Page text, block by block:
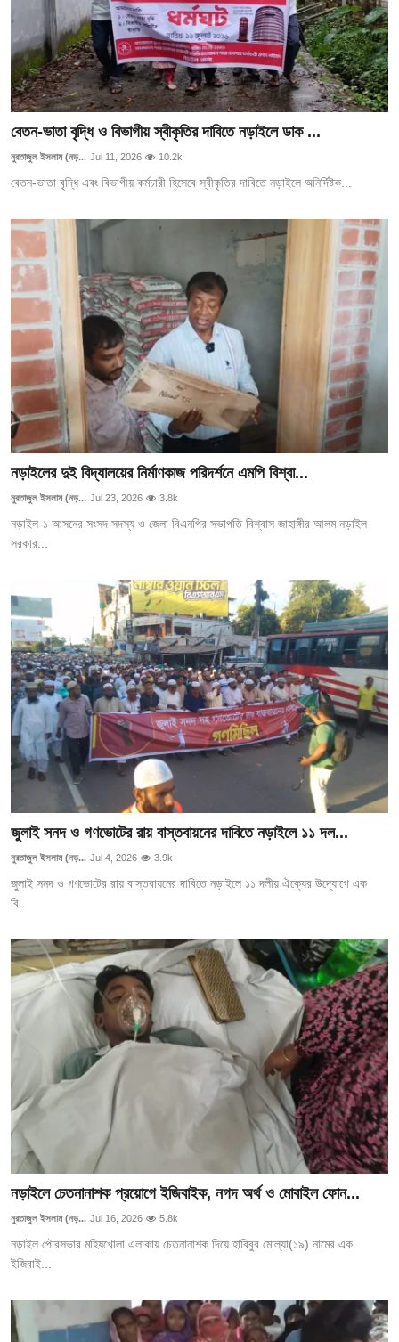
বেতন-ভাতা বৃদ্ধি ও বিভাগীয় স্বীকৃতির দাবিতে নড়াইলে ডাক ...
নুরতাজুল ইসলাম (নড়... Jul 11, 2026 10.2k
বেতন-ভাতা বৃদ্ধি এবং বিভাগীয় কর্মচারী হিসেবে স্বীকৃতির দাবিতে নড়াইলে অনির্দিষ্টক...
নড়াইলের দুই বিদ্যালয়ের নির্মাণকাজ পরিদর্শনে এমপি বিশ্বা...
নুরতাজুল ইসলাম (নড়... Jul 23, 2026 3.8k
নড়াইল-১ আসনের সংসদ সদস্য ও জেলা বিএনপির সভাপতি বিশ্বাস জাহাঙ্গীর আলম নড়াইল
সরকার...
জুলাই সনদ ও গণভোটের রায় বাস্তবায়নের দাবিতে নড়াইলে ১১ দল...
নুরতাজুল ইসলাম (নড়... Jul 4, 2026 3.9k
জুলাই সনদ ও গণভোটের রায় বাস্তবায়নের দাবিতে নড়াইলে ১১ দলীয় ঐক্যের উদ্যোগে এক
বি...
নড়াইলে চেতনানাশক প্রয়োগে ইজিবাইক, নগদ অর্থ ও মোবাইল ফোন...
নুরতাজুল ইসলাম (নড়... Jul 16, 2026 5.8k
নড়াইল পৌরসভার মহিষখোলা এলাকায় চেতনানাশক দিয়ে হাবিবুর মোল্যা(১৯) নামের এক
ইজিবাই...